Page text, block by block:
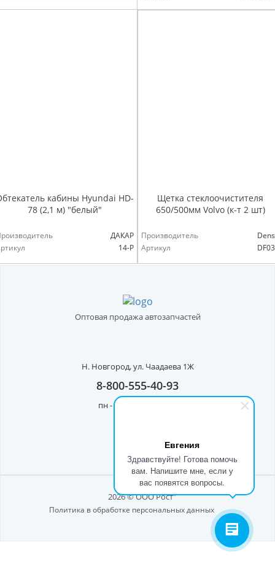
Евгения
Здравствуйте! Готова помочь
вам. Напишите мне, если у
вас появятся вопросы.
кабины Hyundai HD-
78 (2,1 м) "белый"
ДАКАР
14-Р
Щетка стеклоочистителя
650/500мм Volvo (к-т 2 шт)
Производитель
Артикул
Оптовая продажа автозапчастей
Н. Новгород,ул. Чаадаева 1Ж
8-800-555-40-93
пн - пт с 8:00 до 17:00
2026 © ООО Рост"
Политика в обработке персональных данных